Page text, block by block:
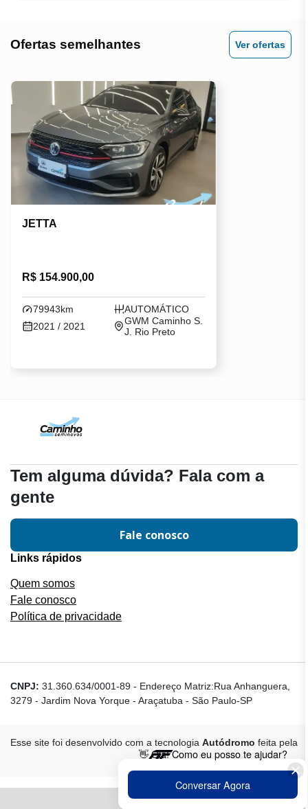
Ofertas semelhantes Ver ofertas
JETTA
R$ 154.900,00
79943km
AUTOMÁTICO
2021 / 2021
GWM Caminho S.
J. Rio Preto
Tem alguma dúvida? Fala com a
gente
Fale conosco
Links rápidos
Quem somos
Fale conosco
Política de privacidade
CNPJ: 31.360.634/0001-89 - Endereço Matriz:Rua Anhanguera,
3279 - Jardim Nova Yorque - Araçatuba - São Paulo-SP
Esse site foi desenvolvido com a tecnologia Autódromo feita pela